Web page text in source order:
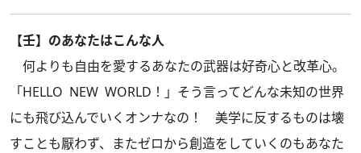
【壬】のあなたはこんな人
何よりも自由を愛するあなたの武器は好奇心と改革心。
「HELLO NEW WORLD！」そう言ってどんな未知の世界
にも飛び込んでいくオンナなの！ 美学に反するものは壊
すことも厭わず、またゼロから創造をしていくのもあなた